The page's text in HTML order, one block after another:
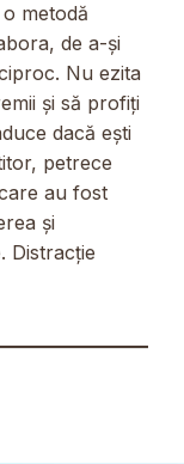
metodă
de a-și
Nu ezita
și să profiți
dacă ești
petrece
au fost
și
Distracție